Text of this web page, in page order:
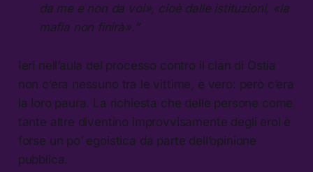
da me e non da voi», cioè dalle istituzioni, «la
mafia non finirà».”
Ieri nell’aula del processo contro il clan di Ostia
non c’era nessuno tra le vittime, è vero: però c’era
la loro paura. La richiesta che delle persone come
tante altre diventino improvvisamente degli eroi è
forse un po’ egoistica da parte dell’opinione
pubblica.